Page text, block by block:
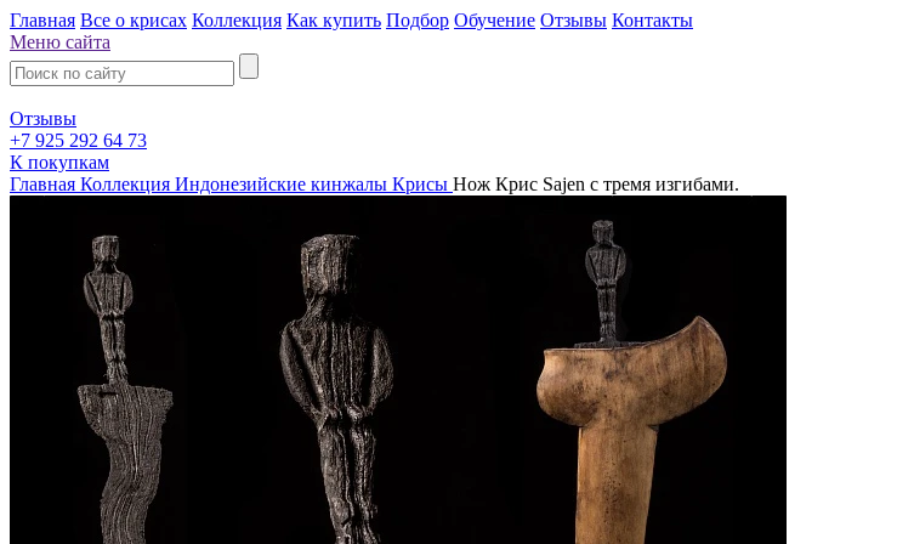
Главная Все о крисах Коллекция Как купить Подбор Обучение Отзывы Контакты
Меню сайта
Отзывы
+7 925 292 64 73
К покупкам
Главная Коллекция Индонезийские кинжалы Крисы Нож Крис Sajen с тремя изгибами.